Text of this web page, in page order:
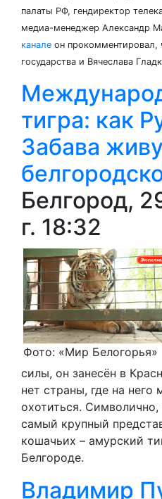
палаты РФ, гендиректор
медиа-менеджер Александр
канале он прокомментировал,
государства и Вячеслава
тигра: как
Забава
Белгород,
г. 18:32
Фото: «Мир Белогорья»
силы, он занесён в
нет страны, где на
охотиться.
самый крупный
кошачьих – амурский
Белгороде.
Владимир